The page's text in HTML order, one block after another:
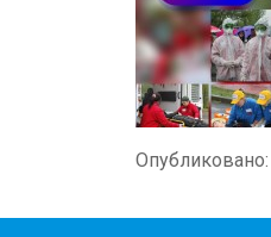
Опубликовано: